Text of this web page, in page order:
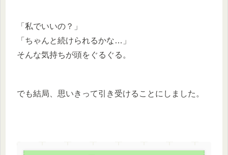
「私でいいの？」
「ちゃんと続けられるかな…」
そんな気持ちが頭をぐるぐる。
でも結局、思いきって引き受けることにしました。